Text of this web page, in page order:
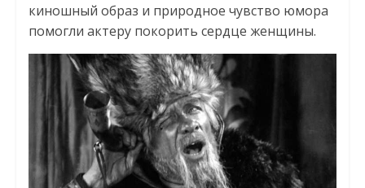
киношный образ и природное чувство юмора
помогли актеру покорить сердце женщины.